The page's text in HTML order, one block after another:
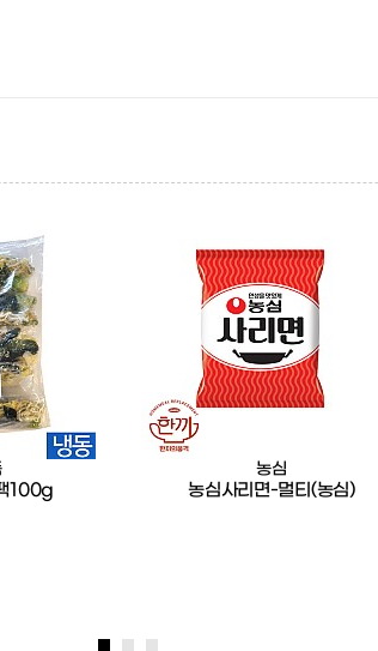
100g
농심
농심사리면-멀티(농심)